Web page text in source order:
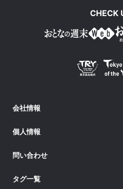
CHECK
会社情報
個人情報
問い合わせ
タグ一覧